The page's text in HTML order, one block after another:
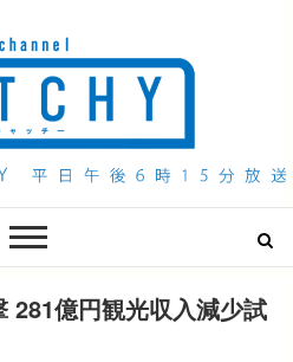
281億円観光収入減少試